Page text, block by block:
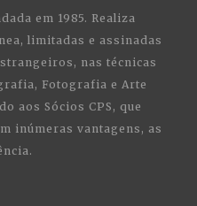
em 1985. Realiza
limitadas e assinadas
nas técnicas
Fotografia e Arte
aos Sócios CPS, que
inúmeras vantagens, as